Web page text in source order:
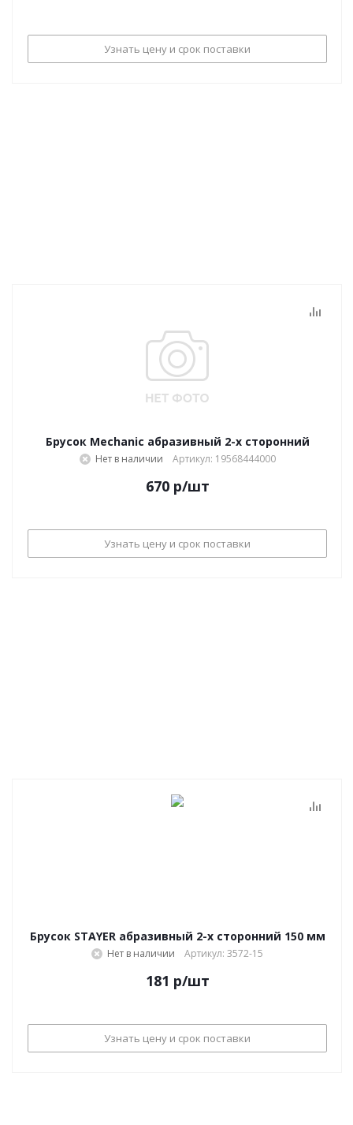
Узнать цену и срок поставки
Брусок Mechanic абразивный 2-х сторонний
Нет в наличии Артикул: 19568444000
670р/шт
Узнать цену и срок поставки
Брусок STAYER абразивный 2-х сторонний 150 мм
Нет в наличии Артикул: 3572-15
181 р/шт
Узнать цену и срок поставки